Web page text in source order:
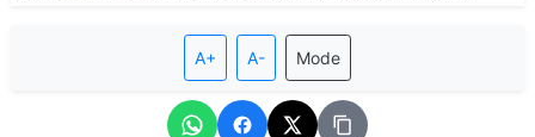
A+ A- Mode